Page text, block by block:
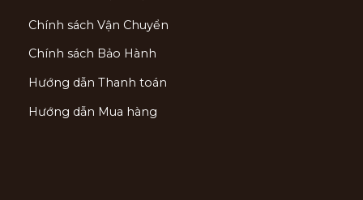
Chính sách Vận Chuyển
Chính sách Bảo Hành
Hướng dẫn Thanh toán
Hướng dẫn Mua hàng